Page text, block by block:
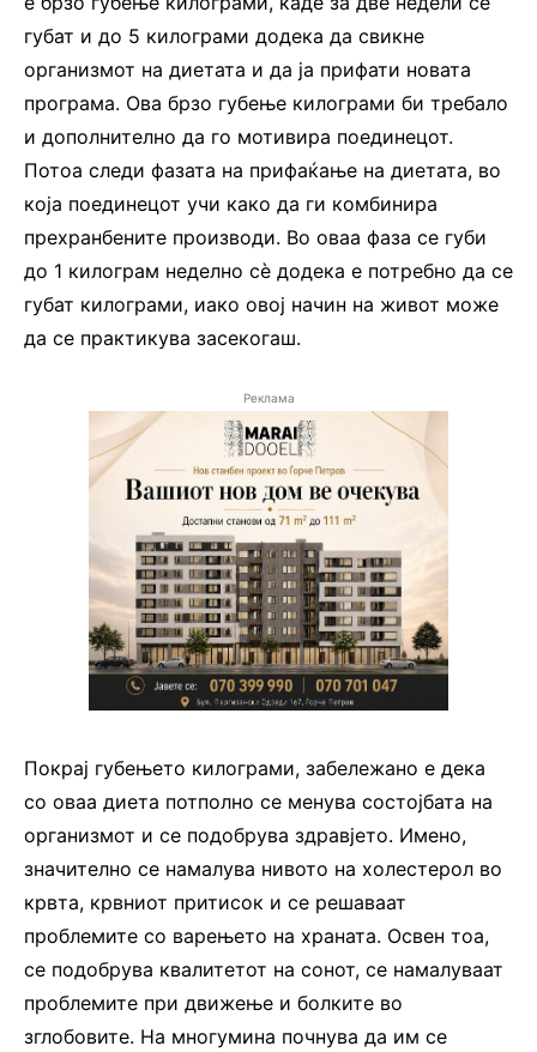
губат и до 5 килограми додека да свикне
организмот на диетата и да ја прифати новата
програма. Ова брзо губење килограми би требало
и дополнително да го мотивира поединецот.
Потоа следи фазата на прифаќање на диетата, во
која поединецот учи како да ги комбинира
прехранбените производи. Во оваа фаза се губи
до 1 килограм неделно сѐ додека е потребно да се
губат килограми, иако овој начин на живот може
да се практикува засекогаш.
Реклама
Покрај губењето килограми, забележано е дека
со оваа диета потполно се менува состојбата на
организмот и се подобрува здравјето. Имено,
значително се намалува нивото на холестерол во
крвта, крвниот притисок и се решаваат
проблемите со варењето на храната. Освен тоа,
се подобрува квалитетот на сонот, се намалуваат
проблемите при движење и болките во
зглобовите. На многумина почнува да им се